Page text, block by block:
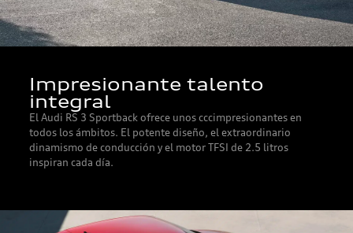
Impresionante talento
integral
El Audi RS 3 Sportback ofrece unos cccimpresionantes en
todos los ámbitos. El potente diseño, el extraordinario
dinamismo de conducción y el motor TFSI de 2.5 litros
inspiran cada día.